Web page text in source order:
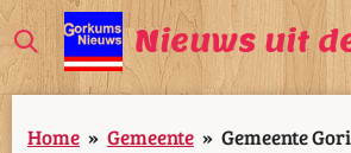
Ga
direct
naar
de
Nieuws uit
Home » Gemeente » Gemeente